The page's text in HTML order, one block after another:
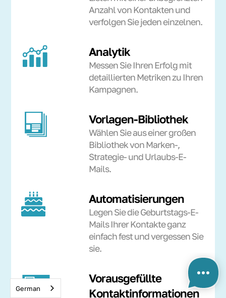
Anzahl von Kontakten und
verfolgen Sie jeden einzelnen.
Analytik
Messen Sie Ihren Erfolg mit
detaillierten Metriken zu Ihren
Kampagnen.
Vorlagen-Bibliothek
Wählen Sie aus einer großen
Bibliothek von Marken-,
Strategie- und Urlaubs-E-
Mails.
Automatisierungen
Legen Sie die Geburtstags-E-
Mails Ihrer Kontakte ganz
einfach fest und vergessen Sie
sie.
Vorausgefüllte
Kontaktinformationen
German